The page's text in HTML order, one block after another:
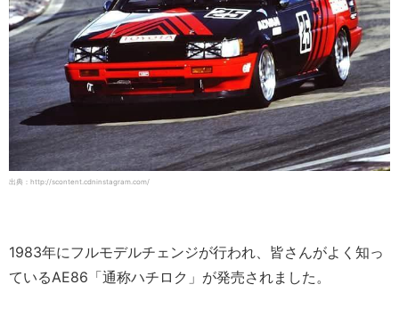
出典：http://scontent.cdninstagram.com/
1983年にフルモデルチェンジが行われ、皆さんがよく知っ
ているAE86「通称ハチロク」が発売されました。